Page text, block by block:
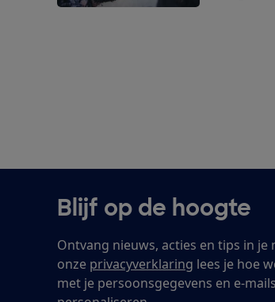
Blijf op de hoogte
Ontvang nieuws, acties en tips in je
onze privacyverklaring lees je hoe
met je persoonsgegevens en e-